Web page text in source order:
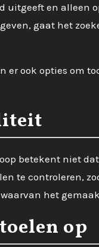
uitgeeft en alleen
gaat het
er ook opties om
betekent niet
te controleren,
het
op